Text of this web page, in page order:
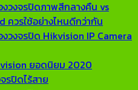
งวงจรปิดภาพสีกลางคืน vs
ควรใช้อย่างไหนดีกว่ากัน
งวงจรปิด Hikvision IP Camera
ยอดนิยม 2020
รปิดไร้สาย